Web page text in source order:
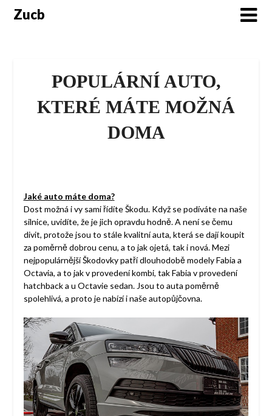
SkipZucb
POPULÁRNÍ AUTO,
KTERÉ MÁTE MOŽNÁ
DOMA
Jaké auto máte doma?
Dost možná i vy sami řídíte Škodu. Když se podíváte na naše
silnice, uvidíte, že je jich opravdu hodně. A není se čemu
divit, protože jsou to stále kvalitní auta, která se dají koupit
za poměrně dobrou cenu, a to jak ojetá, tak i nová. Mezi
nejpopulárnější Škodovky patří dlouhodobě modely Fabia a
Octavia, a to jak v provedení kombi, tak Fabia v provedení
hatchback a u Octavie sedan. Jsou to auta poměrně
spolehlivá, a proto je nabízí i naše autopůjčovna.